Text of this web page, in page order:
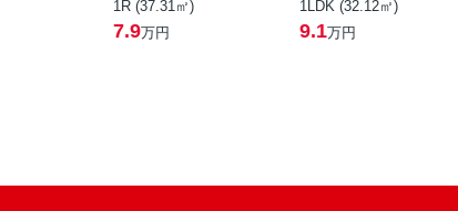
1R (37.31㎡)
7.9万円
1LDK (32.12㎡)
9.1万円